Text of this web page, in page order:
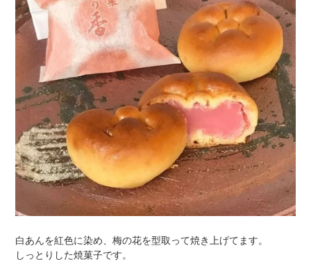
白あんを紅色に染め、梅の花を型取って焼き上げてます。
しっとりした焼菓子です。